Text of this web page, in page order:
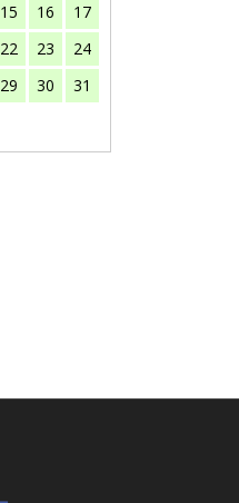
15 16
17
22 23
24
29 30 31